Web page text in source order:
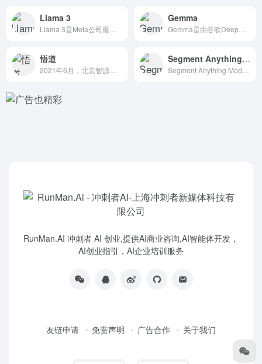
Llama 3 Gemma
悟道 Segment Anything（SAM）
RunMan.AI 冲刺者 AI 创业,提供AI商业咨询,AI智能体开发，
AI创业指引，AI企业培训服务
友链申请 免责声明 广告合作 关于我们